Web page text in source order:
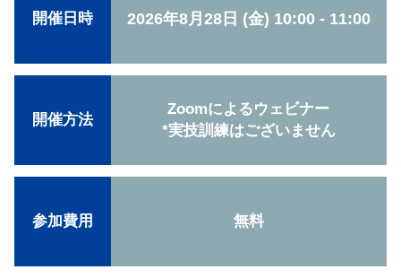
開催日時 2026年8月28日 (金) 10:00 - 11:00
開催方法
Zoomによるウェビナー
*実技訓練はございません
参加費用 無料